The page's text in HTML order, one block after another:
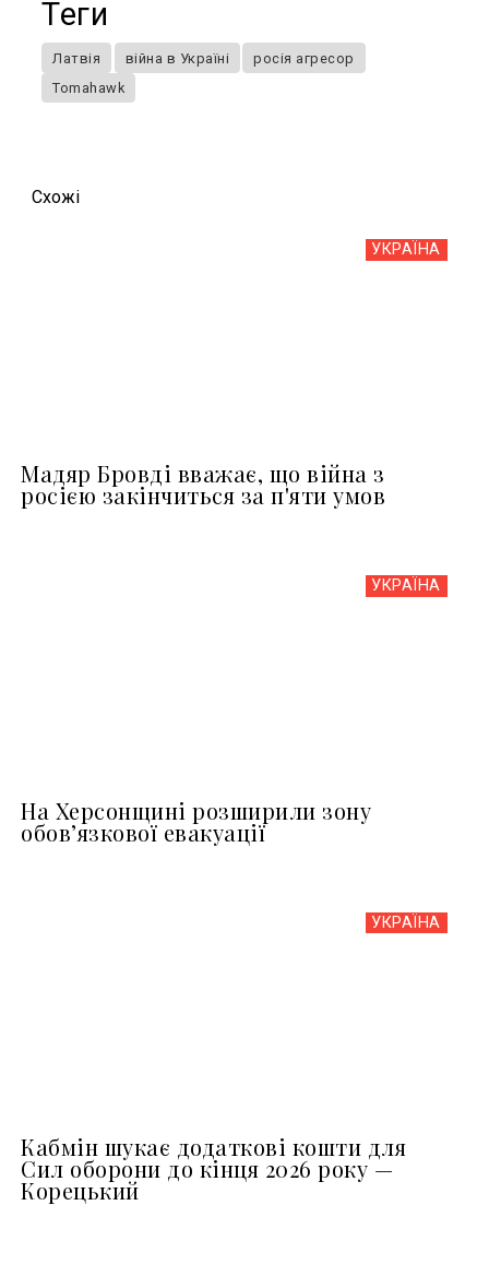
Теги
Латвія війна в Україні
росія агресор
Tomahawk
Схожi
УКРАЇНА
Мадяр Бровді вважає, що війна з
росією закінчиться за п'яти умов
УКРАЇНА
На Херсонщині розширили зону
обов’язкової евакуації
УКРАЇНА
Кабмін шукає додаткові кошти для
Сил оборони до кінця 2026 року —
Корецький